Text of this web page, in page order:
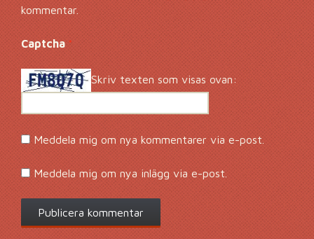
kommentar.
Captcha*
Skriv texten som visas ovan:
Meddela mig om nya kommentarer via e-post.
Meddela mig om nya inlägg via e-post.